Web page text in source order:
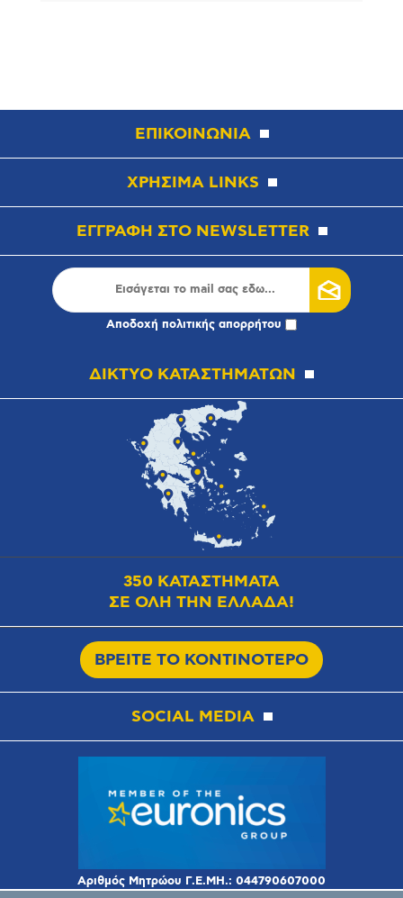
ΕΠΙΚΟΙΝΩΝΙΑ
ΧΡΗΣΙΜΑ LINKS
ΕΓΓΡΑΦΗ ΣΤΟ NEWSLETTER
Αποδοχή πολιτικής απορρήτου
ΔΙΚΤΥΟ ΚΑΤΑΣΤΗΜΑΤΩΝ
350 ΚΑΤΑΣΤΗΜΑΤΑ
ΣΕ ΟΛΗ ΤΗΝ ΕΛΛΑΔΑ!
ΒΡΕΙΤΕ ΤΟ ΚΟΝΤΙΝΟΤΕΡΟ
SOCIAL MEDIA